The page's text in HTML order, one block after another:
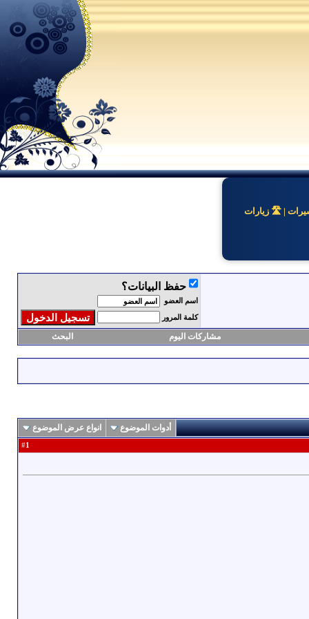
| 🛣️ زيارات
حفظ البيانات؟
اسم العضو
كلمة المرور
مشاركات اليوم البحث
أدوات الموضوع انواع عرض الموضوع
1